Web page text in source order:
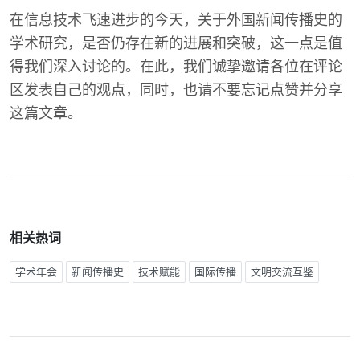
在信息技术飞速进步的今天，关于外国新闻传播史的
学术研究，是否仍存在新的进展和突破，这一点是值
得我们深入讨论的。在此，我们诚挚邀请各位在评论
区发表自己的观点，同时，也请不要忘记点赞并分享
这篇文章。
相关热词
学术年会 新闻传播史 技术赋能 国际传播 文明交流互鉴